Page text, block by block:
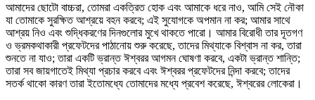
আমাদের ছোটো বাচ্চরা, তোমরা একত্রিত হোক এবং আমাকে ধরে নাও, আমি সেই নৌকা
যা তোমাকে সুরক্ষিত আশ্রয়ে বহন করবে; এই সুযোগকে অপমান না কর; আমার সাথে
আশ্রয় নিও এবং শুদ্ধিকরণের দিনগুলোর মুখে থাকতে পারো। আমার বিরোধী তার দূতগণ
ও ভ্রমকথাকারী প্রফেটদের পাঠানোয় শুরু করেছে, তাদের মিথ্যাকে বিশ্বাস না কর, তারা
শুনতে না যাও; তারা একটি ভ্রান্ত ঈশ্বরর আগমন ঘোষণা করবে, একটা ভ্রান্ত শান্তি;
তারা সব জায়গাতেই মিথ্যা প্রচার করবে এবং ঈশ্বরর প্রফেটদের নিন্দা করবে; তাদের
সতর্ক থাকো কারণ তারা ইতোমধ্যে তোমাদের মধ্যে প্রবেশ করেছে, ঈশ্বরের লোকেরা।